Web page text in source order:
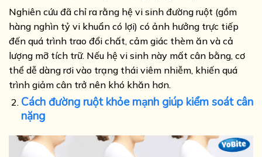
Nghiên cứu đã chỉ ra rằng hệ vi sinh đường ruột (gồm
hàng nghìn tỷ vi khuẩn có lợi) có ảnh hưởng trực tiếp
đến quá trình trao đổi chất, cảm giác thèm ăn và cả
lượng mỡ tích trữ. Nếu hệ vi sinh này mất cân bằng, cơ
thể dễ dàng rơi vào trạng thái viêm nhiễm, khiến quá
trình giảm cân trở nên khó khăn hơn.
Cách đường ruột khỏe mạnh giúp kiểm soát cân
nặng